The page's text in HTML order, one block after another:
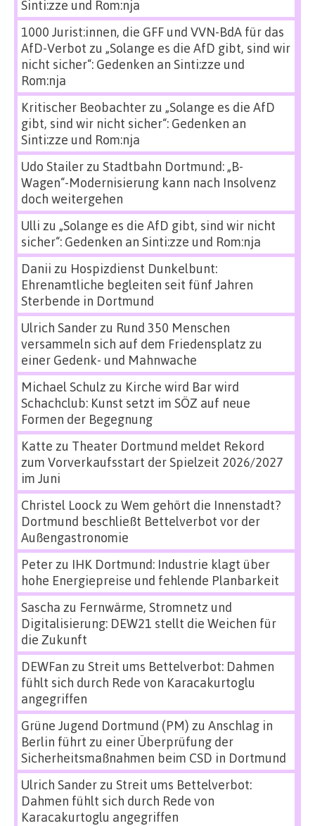
Sinti:zze und Rom:nja
1000 Jurist:innen, die GFF und VVN-BdA für das
AfD-Verbot zu „Solange es die AfD gibt, sind wir
nicht sicher“: Gedenken an Sinti:zze und
Rom:nja
Kritischer Beobachterzu „Solange es die AfD
gibt, sind wir nicht sicher“: Gedenken an
Sinti:zze und Rom:nja
Udo Stailerzu Stadtbahn Dortmund: „B-
Wagen“-Modernisierung kann nach Insolvenz
doch weitergehen
Ulli zu „Solange es die AfD gibt, sind wir nicht
sicher“: Gedenken an Sinti:zze und Rom:nja
Danii zu Hospizdienst Dunkelbunt:
Ehrenamtliche begleiten seit fünf Jahren
Sterbende in Dortmund
Ulrich Sanderzu Rund 350 Menschen
versammeln sich auf dem Friedensplatz zu
einer Gedenk- und Mahnwache
Michael Schulz zu Kirche wird Bar wird
Schachclub: Kunst setzt im SÖZ auf neue
Formen der Begegnung
Katte zu Theater Dortmund meldet Rekord
zum Vorverkaufsstart der Spielzeit 2026/2027
im Juni
Christel Loock zu Wem gehört die Innenstadt?
Dortmund beschließt Bettelverbot vor der
Außengastronomie
Peterzu IHK Dortmund: Industrie klagt über
hohe Energiepreise und fehlende Planbarkeit
Sascha zu Fernwärme, Stromnetz und
Digitalisierung: DEW21 stellt die Weichen für
die Zukunft
DEWFan zu Streit ums Bettelverbot: Dahmen
fühlt sich durch Rede von Karacakurtoglu
angegriffen
Grüne Jugend Dortmund (PM) zu Anschlag in
Berlin führt zu einer Überprüfung der
Sicherheitsmaßnahmen beim CSD in Dortmund
Ulrich Sanderzu Streit ums Bettelverbot:
Dahmen fühlt sich durch Rede von
Karacakurtoglu angegriffen